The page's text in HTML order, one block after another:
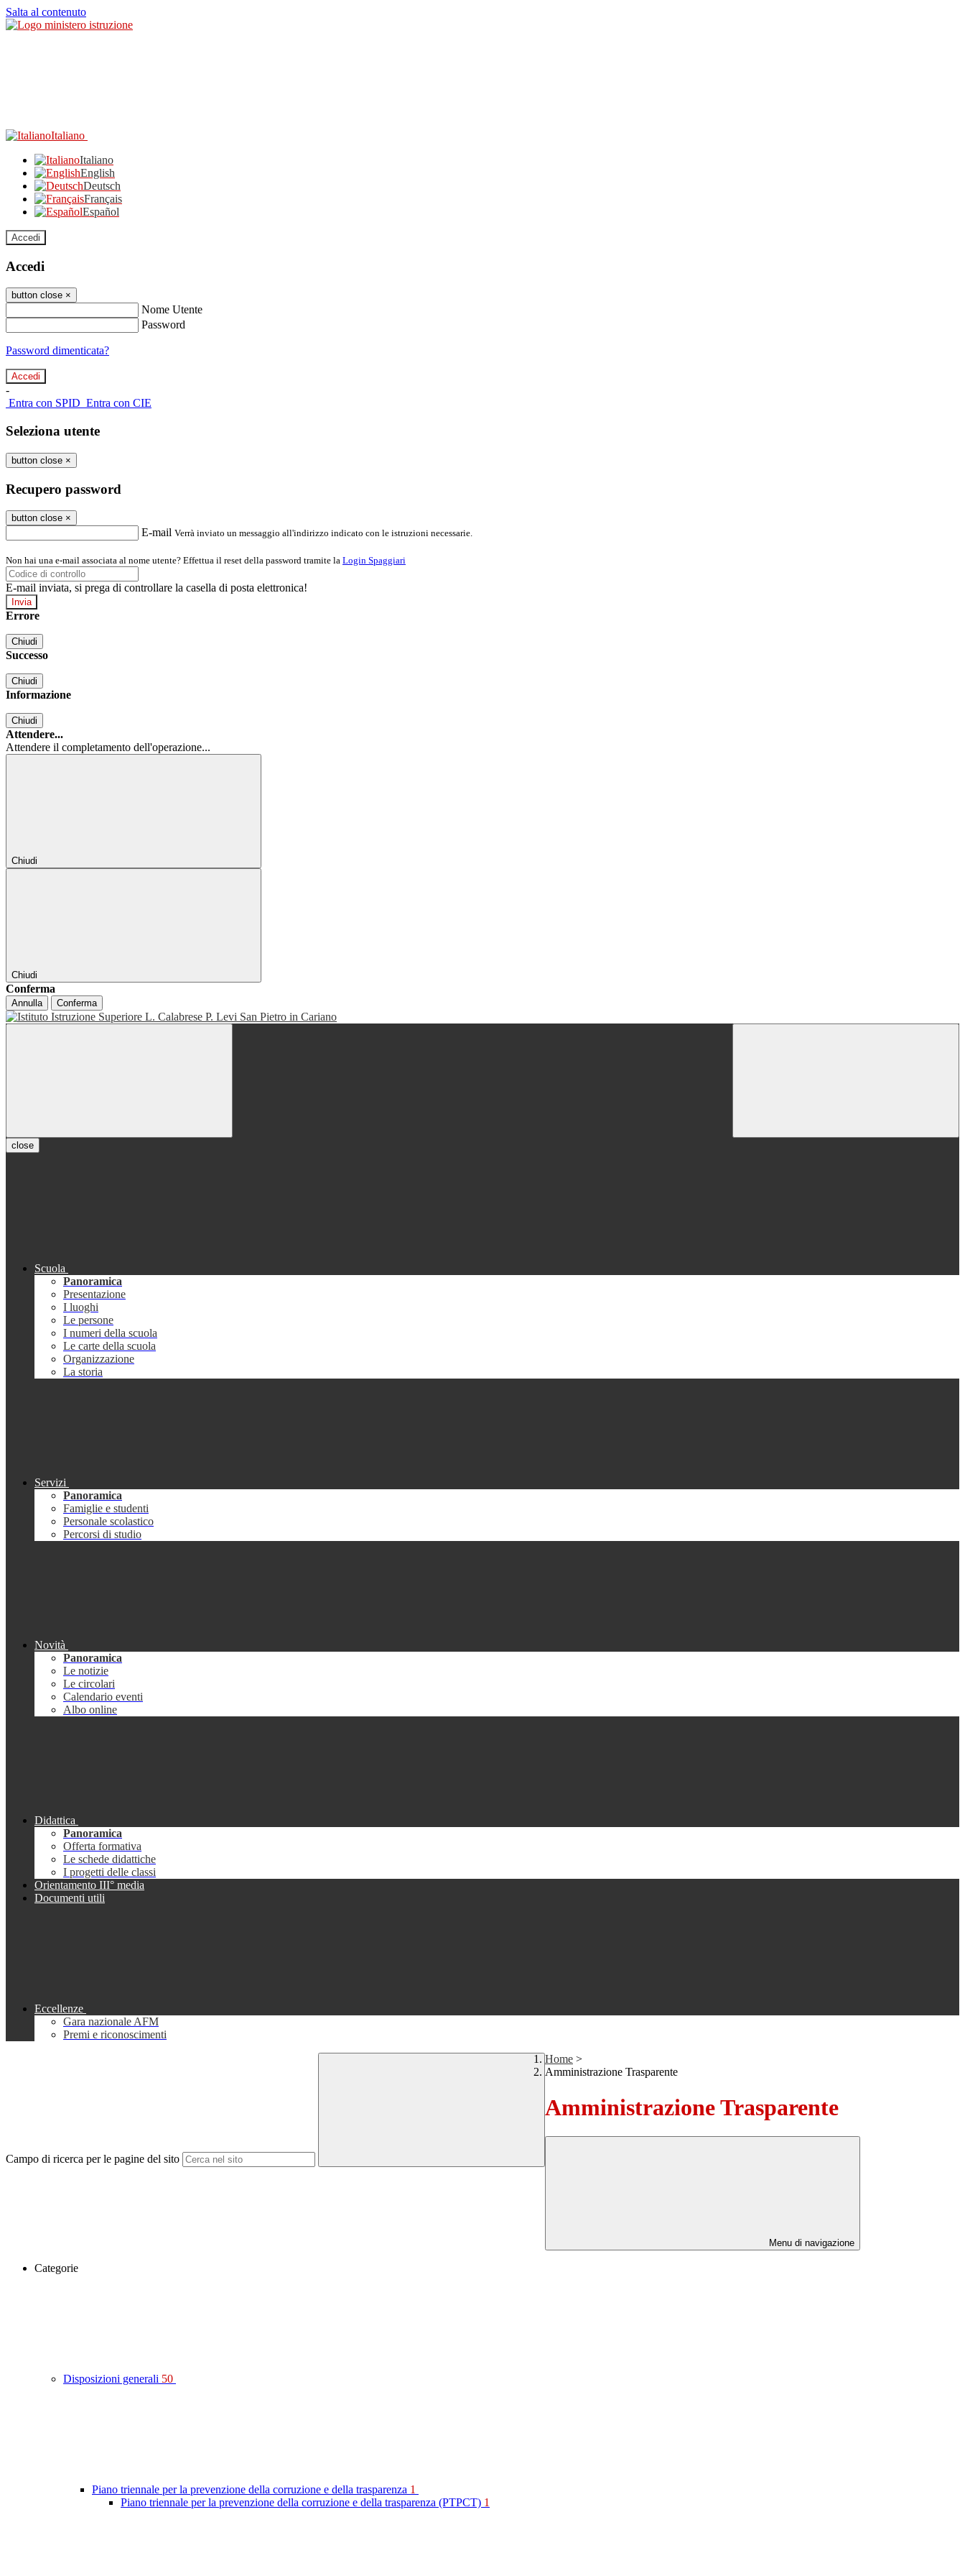
Salta al contenuto
Italiano
Italiano
English
Deutsch
Français
Español
Accedi
Accedi
button close ×
Nome Utente
Password
Password dimenticata?
-
Entra con SPID Entra con CIE
Seleziona utente
button close ×
Recupero password
button close ×
E-mail Verrà inviato un messaggio all'indirizzo indicato con le istruzioni necessarie.
Non hai una e-mail associata al nome utente? Effettua il reset della password tramite la Login Spaggiari
E-mail inviata, si prega di controllare la casella di posta elettronica!
Errore
Chiudi
Successo
Chiudi
Informazione
Chiudi
Attendere...
Attendere il completamento dell'operazione...
Chiudi
Chiudi
Conferma
Annulla Conferma
close
Scuola
Panoramica
Presentazione
I luoghi
Le persone
I numeri della scuola
Le carte della scuola
Organizzazione
La storia
Servizi
Panoramica
Famiglie e studenti
Personale scolastico
Percorsi di studio
Novità
Panoramica
Le notizie
Le circolari
Calendario eventi
Albo online
Didattica
Panoramica
Offerta formativa
Le schede didattiche
I progetti delle classi
Orientamento III° media
Documenti utili
Eccellenze
Gara nazionale AFM
Premi e riconoscimenti
Campo di ricerca per le pagine del sito
Home >
Amministrazione Trasparente
Amministrazione Trasparente
Menu di navigazione
Categorie
Disposizioni generali 50
Piano triennale per la prevenzione della corruzione e della trasparenza 1
Piano triennale per la prevenzione della corruzione e della trasparenza (PTPCT) 1